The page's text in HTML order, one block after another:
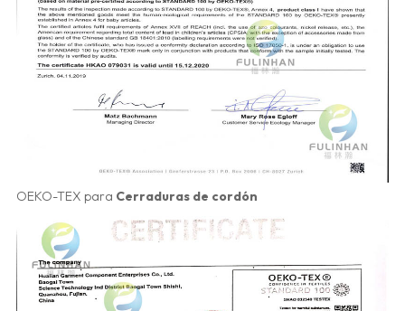
OEKO-TEX para Cerraduras de cordón